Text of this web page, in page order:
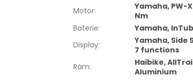
Motor:
Yamaha, PW-
Nm
Baterie:
Yamaha,
Display:
Yamaha, Side
7 functions
Rám:
Haibike,
Aluminium